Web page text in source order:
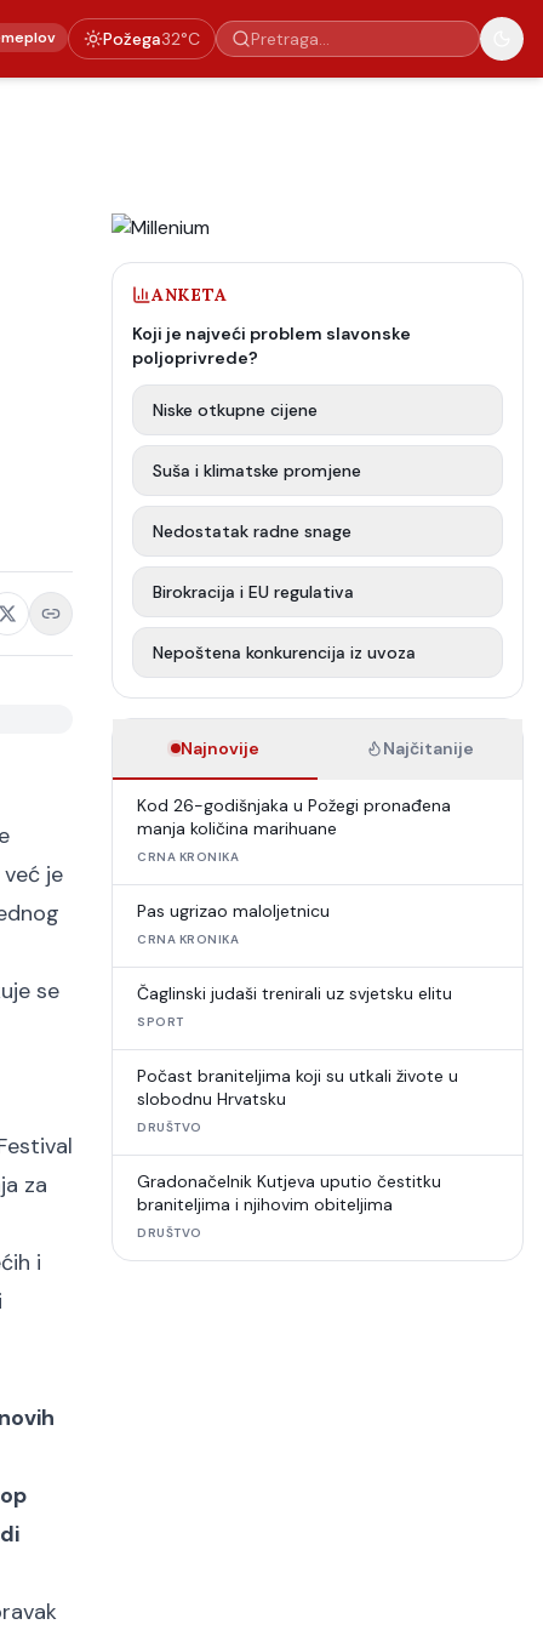
Požega32°C
je
se
za
i
ANKETA
Koji je najveći problem slavonske
poljoprivrede?
Niske otkupne cijene
Suša i klimatske promjene
Nedostatak radne snage
Birokracija i EU regulativa
Nepoštena konkurencija iz uvoza
Najnovije Najčitanije
Kod 26-godišnjaka u Požegi pronađena
manja količina marihuane
CRNA KRONIKA
Pas ugrizao maloljetnicu
CRNA KRONIKA
Čaglinski judaši trenirali uz svjetsku elitu
SPORT
Počast braniteljima koji su utkali živote u
slobodnu Hrvatsku
DRUŠTVO
Gradonačelnik Kutjeva uputio čestitku
braniteljima i njihovim obiteljima
DRUŠTVO